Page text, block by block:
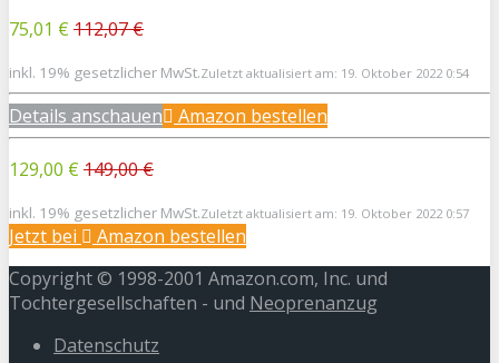
75,01 € 112,07 €
inkl. 19% gesetzlicher MwSt.Zuletzt aktualisiert am: 19. Oktober 2022 0:54
Details anschauen Amazon bestellen
129,00 € 149,00 €
inkl. 19% gesetzlicher MwSt.Zuletzt aktualisiert am: 19. Oktober 2022 0:57
Jetzt bei
Amazon bestellen
Copyright © 1998-2001 Amazon.com, Inc. und
Tochtergesellschaften - und Neoprenanzug
Datenschutz